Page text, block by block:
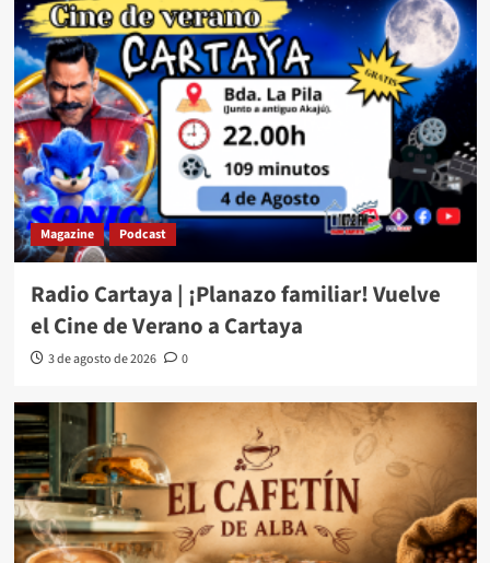
Magazine Podcast
Radio Cartaya | ¡Planazo familiar! Vuelve
el Cine de Verano a Cartaya
3 de agosto de 2026 0